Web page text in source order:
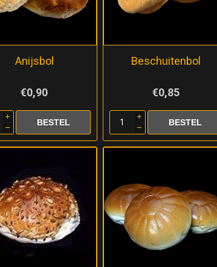
Anijsbol
€0,90
i
h
Beschuitenbol
€0,85
i
h